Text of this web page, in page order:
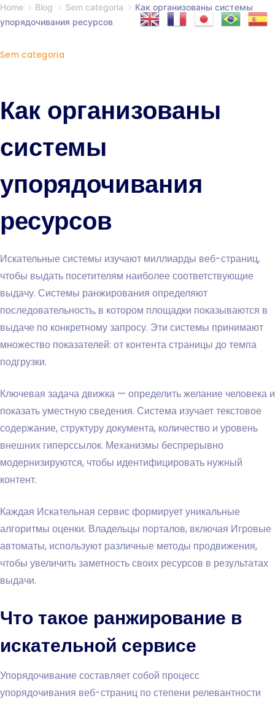
Home Blog Sem categoria
Как организованы системы
упорядочивания ресурсов
Sem categoria
Как организованы
системы
упорядочивания
ресурсов
Искательные системы изучают миллиарды веб-страниц,
чтобы выдать посетителям наиболее соответствующие
выдачу. Системы ранжирования определяют
последовательность, в котором площадки показываются в
выдаче по конкретному запросу. Эти системы принимают
множество показателей: от контента страницы до темпа
подгрузки.
Ключевая задача движка — определить желание человека и
показать уместную сведения. Система изучает текстовое
содержание, структуру документа, количество и уровень
внешних гиперссылок. Механизмы беспрерывно
модернизируются, чтобы идентифицировать нужный
контент.
Каждая Искательная сервис формирует уникальные
алгоритмы оценки. Владельцы порталов, включая Игровые
автоматы, используют различные методы продвижения,
чтобы увеличить заметность своих ресурсов в результатах
выдачи.
Что такое ранжирование в
искательной сервисе
Упорядочивание составляет собой процесс
упорядочивания веб-страниц по степени релевантности